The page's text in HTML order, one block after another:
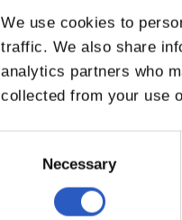
We use cookies to
traffic. We also share
analytics partners who
collected from your use
Necessary